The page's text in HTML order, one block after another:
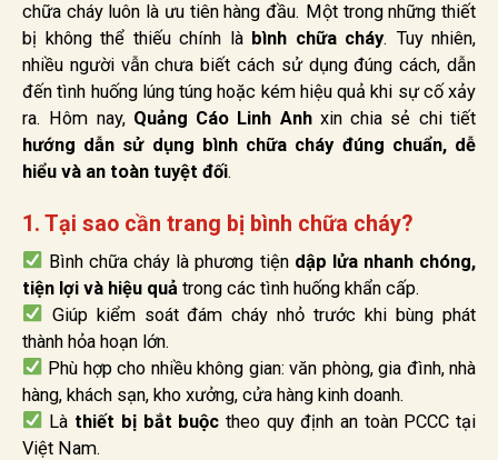
chữa cháy luôn là ưu tiên hàng đầu. Một trong những thiết
bị không thể thiếu chính là bình chữa cháy. Tuy nhiên,
nhiều người vẫn chưa biết cách sử dụng đúng cách, dẫn
đến tình huống lúng túng hoặc kém hiệu quả khi sự cố xảy
ra. Hôm nay, Quảng Cáo Linh Anhxin chia sẻ chi tiết
hướng dẫn sử dụng bình chữa cháy đúng chuẩn, dễ
hiểu và an toàn tuyệt đối.
1. Tại sao cần trang bị bình chữa cháy?
Bình chữa cháy là phương tiện dập lửa nhanh chóng,
tiện lợi và hiệu quả trong các tình huống khẩn cấp.
Giúp kiểm soát đám cháy nhỏ trước khi bùng phát
thành hỏa hoạn lớn.
Phù hợp cho nhiều không gian: văn phòng, gia đình, nhà
hàng, khách sạn, kho xưởng, cửa hàng kinh doanh.
Là thiết bị bắt buộc theo quy định an toàn PCCC tại
Việt Nam.